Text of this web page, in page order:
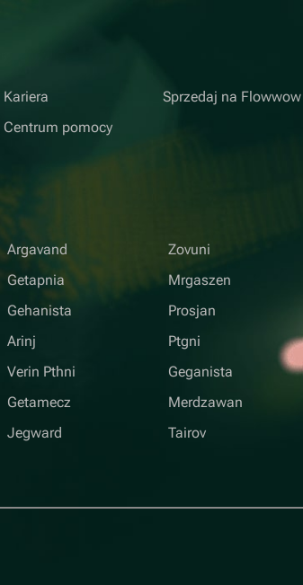
Kariera
Centrum pomocy
Sprzedaj na Flowwow
Argavand
Getapnia
Gehanista
Arinj
Verin Pthni
Getamecz
Jegward
Zovuni
Mrgaszen
Prosjan
Ptgni
Geganista
Merdzawan
Tairov